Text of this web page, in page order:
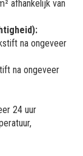
afhankelijk van
na ongeveer
na ongeveer
24 uur